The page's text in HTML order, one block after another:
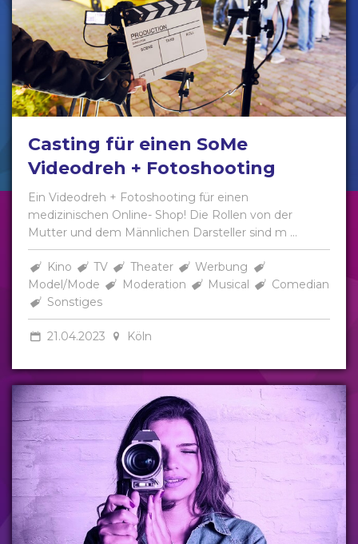
Casting für einen SoMe
Videodreh + Fotoshooting
Ein Videodreh + Fotoshooting für einen
medizinischen Online- Shop! Die Rollen von der
Mutter und dem Männlichen Darsteller sind m ...
Kino TV Theater
Werbung
Model/Mode
Moderation Musical
Comedian
Sonstiges
21.04.2023 Köln